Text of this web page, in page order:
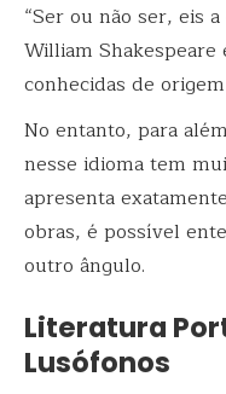
“Ser ou não ser, eis
William Shakespeare
conhecidas de
No entanto, para
nesse idioma tem
apresenta
obras, é possível
outro ângulo.
Literatura
Lusófonos